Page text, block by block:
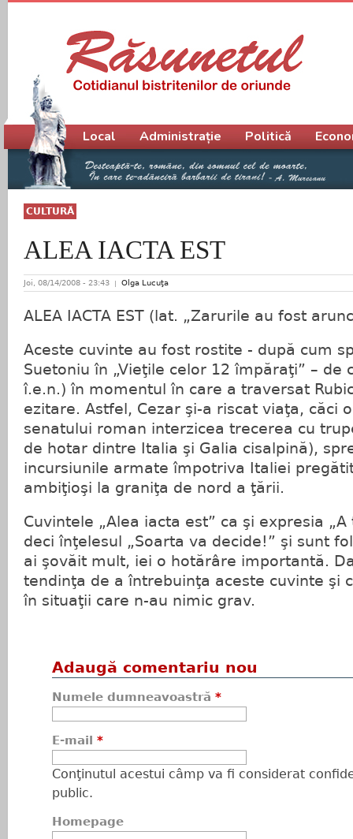
CULTURĂ
ALEA IACTA EST
Joi, 08/14/2008 - 23:43 Olga Lucuţa
ALEA IACTA EST (lat. „Zarurile au fost
Aceste cuvinte au fost rostite - după cum
Suetoniu în „Vieţile celor 12 împăraţi” – de
î.e.n.) în momentul în care a traversat
ezitare. Astfel, Cezar şi-a riscat viaţa, căci
senatului roman interzicea trecerea cu
de hotar dintre Italia şi Galia cisalpină),
incursiunile armate împotriva Italiei
ambiţioşi la graniţa de nord a ţării.
Cuvintele „Alea iacta est” ca şi expresia
deci înţelesul „Soarta va decide!” şi sunt
ai şovăit mult, iei o hotărâre importantă.
tendinţa de a întrebuinţa aceste cuvinte şi
în situaţii care n-au nimic grav.
Adaugă comentariu nou
Numele dumneavoastră *
E-mail *
Conţinutul acestui câmp va fi considerat
public.
Homepage
Meniu principal
Local Administrație Politică